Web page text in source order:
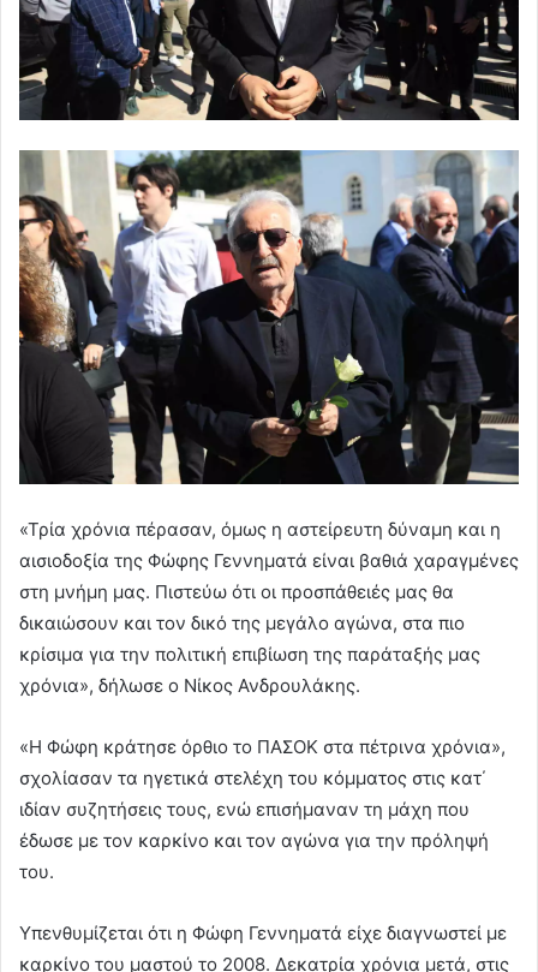
«Τρία χρόνια πέρασαν, όμως η αστείρευτη δύναμη και η
αισιοδοξία της Φώφης Γεννηματά είναι βαθιά χαραγμένες
στη μνήμη μας. Πιστεύω ότι οι προσπάθειές μας θα
δικαιώσουν και τον δικό της μεγάλο αγώνα, στα πιο
κρίσιμα για την πολιτική επιβίωση της παράταξής μας
χρόνια», δήλωσε ο Νίκος Ανδρουλάκης.
«Η Φώφη κράτησε όρθιο το ΠΑΣΟΚ στα πέτρινα χρόνια»,
σχολίασαν τα ηγετικά στελέχη του κόμματος στις κατ΄
ιδίαν συζητήσεις τους, ενώ επισήμαναν τη μάχη που
έδωσε με τον καρκίνο και τον αγώνα για την πρόληψή
του.
Υπενθυμίζεται ότι η Φώφη Γεννηματά είχε διαγνωστεί με
καρκίνο του μαστού το 2008. Δεκατρία χρόνια μετά, στις